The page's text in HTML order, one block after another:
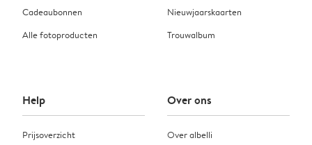
Cadeaubonnen
Alle fotoproducten
Nieuwjaarskaarten
Trouwalbum
Help
Prijsoverzicht
Over ons
Over albelli